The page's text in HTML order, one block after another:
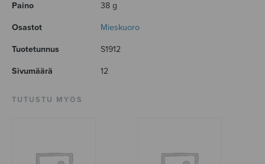
Paino 38 g
Osastot Mieskuoro
Tuotetunnus S1912
Sivumäärä 12
TUTUSTU MYÖS